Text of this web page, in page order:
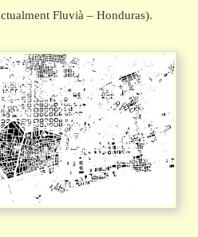
Fluvià – Honduras).